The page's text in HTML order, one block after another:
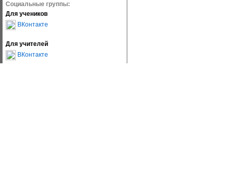
Социальные группы:
Для учеников
ВКонтакте
Для учителей
ВКонтакте